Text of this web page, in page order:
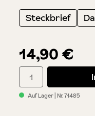
14,90 €
Steckbrief
Auf Lager | Nr.71485
Produkt Anzahl: Gib